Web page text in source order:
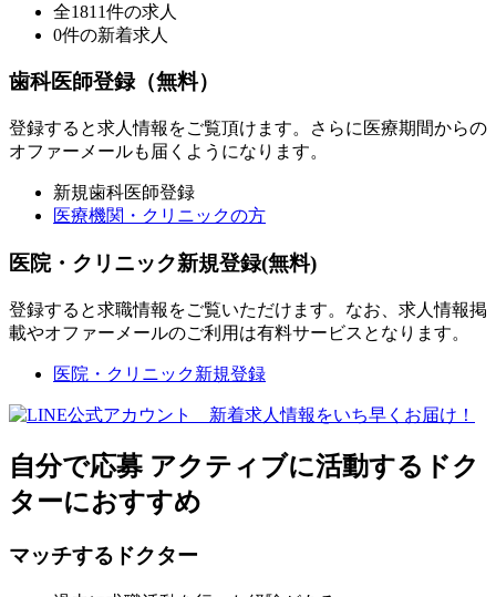
全1811件の求人
0件の新着求人
歯科医師登録（無料）
登録すると求人情報をご覧頂けます。さらに医療期間からの
オファーメールも届くようになります。
新規歯科医師登録
医療機関・クリニックの方
医院・クリニック新規登録(無料)
登録すると求職情報をご覧いただけます。なお、求人情報掲
載やオファーメールのご利用は有料サービスとなります。
医院・クリニック新規登録
自分で応募 アクティブに活動するドク
ターにおすすめ
マッチするドクター